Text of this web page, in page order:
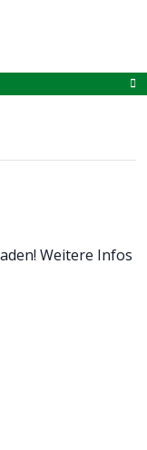
Weitere Infos